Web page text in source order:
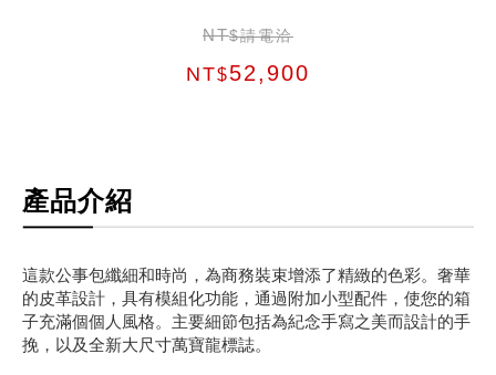
NT$請電洽
NT$52,900
產品介紹
這款公事包纖細和時尚，為商務裝束增添了精緻的色彩。奢華
的皮革設計，具有模組化功能，通過附加小型配件，使您的箱
子充滿個個人風格。主要細節包括為紀念手寫之美而設計的手
挽，以及全新大尺寸萬寶龍標誌。